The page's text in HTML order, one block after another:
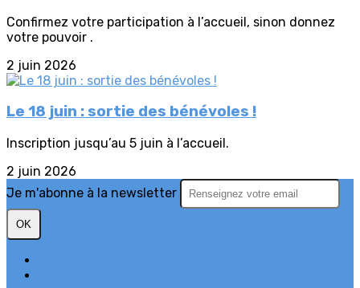
Confirmez votre participation à l’accueil, sinon donnez
votre pouvoir .
2 juin 2026
Le 18 juin : sortie des bénévoles !
Inscription jusqu’au 5 juin à l’accueil.
2 juin 2026
Je m'abonne à la newsletter
OK